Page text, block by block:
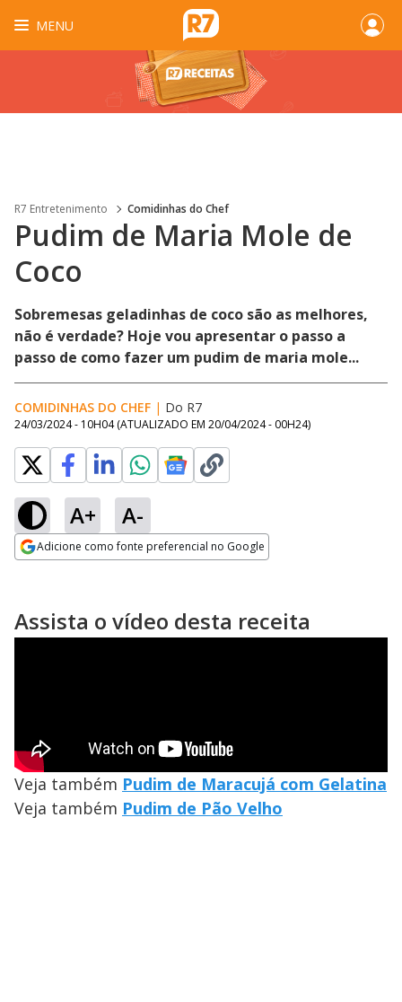
MENU
R7 Entretenimento Comidinhas do Chef
Pudim de Maria Mole de
Coco
Sobremesas geladinhas de coco são as melhores,
não é verdade? Hoje vou apresentar o passo a
passo de como fazer um pudim de maria mole...
COMIDINHAS DO CHEF | Do R7
24/03/2024 - 10H04 (ATUALIZADO EM 20/04/2024 - 00H24)
A+ A-
Adicione como fonte preferencial no Google
Assista o vídeo desta receita
Veja também Pudim de Maracujá com Gelatina
Veja também Pudim de Pão Velho